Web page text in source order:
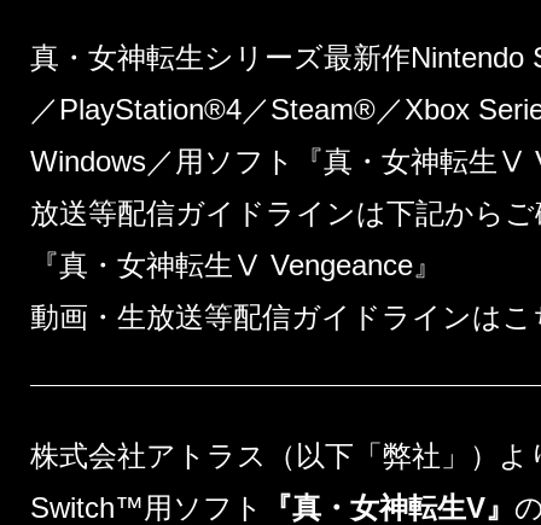
真・女神転生シリーズ最新作
／PlayStation®4／Steam®／Xbox
Windows／用ソフト『真・女神転生Ⅴ
放送等配信ガイドラインは下記から
『真・女神転生Ⅴ Vengeance』
動画・生放送等配信ガイドラインはこ
株式会社アトラス（以下「弊社」）
Switch™用ソフト
『真・女神転生V』